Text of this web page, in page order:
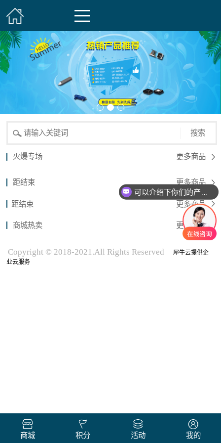
搜索
火爆专场 更多商品
距结束 更多商品
距结束 更多商品
商城热卖 更多商品
Copyright © 2018-2021.All Rights Reserved
犀牛云提供企
业云服务
商城 积分 活动 我的